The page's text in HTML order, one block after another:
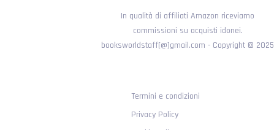
In qualità di affiliati Amazon riceviamo
commissioni su acquisti idonei.
booksworldstaff[@]gmail.com - Copyright © 2025
Termini e condizioni
Privacy Policy